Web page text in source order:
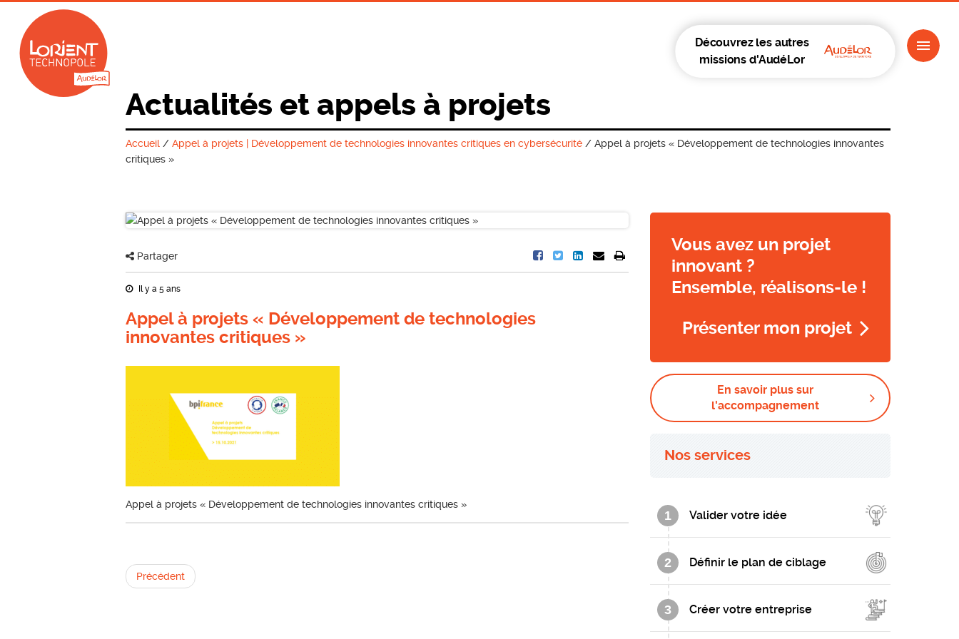
Découvrez les autres
missions d'AudéLor
Actualités et appels à projets
Accueil /Appel à projets | Développement de technologies innovantes critiques en cybersécurité /Appel à projets « Développement de technologies innovantes
critiques »
Partager
Il y a 5 ans
Appel à projets « Développement de technologies
innovantes critiques »
Appel à projets « Développement de technologies innovantes critiques »
Précédent
Vous avez un projet
innovant ?
Ensemble, réalisons-le !
Présenter mon projet
En savoir plus sur
l'accompagnement
Nos services
1 Valider votre idée
2 Définir le plan de ciblage
3 Créer votre entreprise